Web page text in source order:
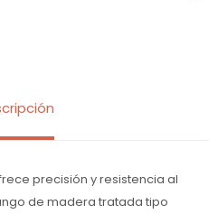
precisión y resistencia al
de madera tratada tipo